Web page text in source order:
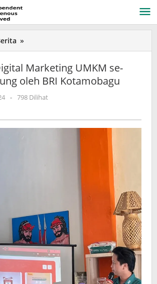
»
Digital
Marketing
UMKM
se-
BMR
Marketing UMKM se-
oleh BRI Kotamobagu
oleh
- 798 Dilihat